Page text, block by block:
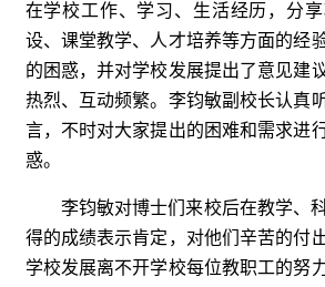
在学校工作、学习、生活经历，分
设、课堂教学、人才培养等方面的经
的困惑，并对学校发展提出了意见建
热烈、互动频繁。李钧敏副校长认真
言，不时对大家提出的困难和需求进
惑。
李钧敏对博士们来校后在教学、
得的成绩表示肯定，对他们辛苦的付
学校发展离不开学校每位教职工的努